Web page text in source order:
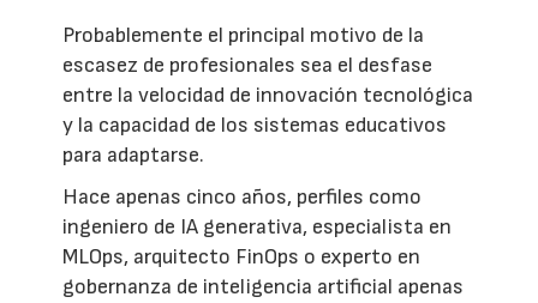
Probablemente el principal motivo de la
escasez de profesionales sea el desfase
entre la velocidad de innovación tecnológica
y la capacidad de los sistemas educativos
para adaptarse.
Hace apenas cinco años, perfiles como
ingeniero de IA generativa, especialista en
MLOps, arquitecto FinOps o experto en
gobernanza de inteligencia artificial apenas